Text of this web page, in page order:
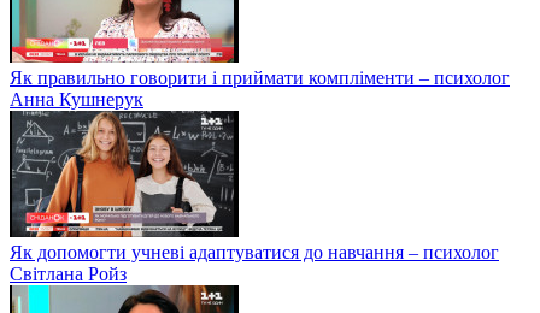
Як правильно говорити і приймати компліменти – психолог
Анна Кушнерук
Як допомогти учневі адаптуватися до навчання – психолог
Світлана Ройз